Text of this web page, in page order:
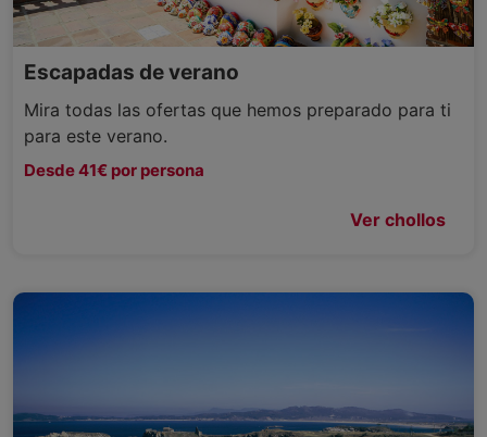
Escapadas de verano
Mira todas las ofertas que hemos preparado para ti
para este verano.
Desde 41€ por persona
Ver chollos